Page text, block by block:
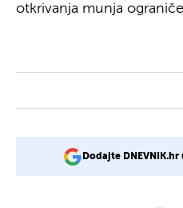
otkrivanja munja
Dodajte